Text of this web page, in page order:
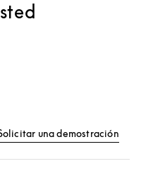
una demostración